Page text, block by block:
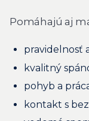
Pomáhajú aj
pravidelnosť
kvalitný
pohyb a
kontakt s